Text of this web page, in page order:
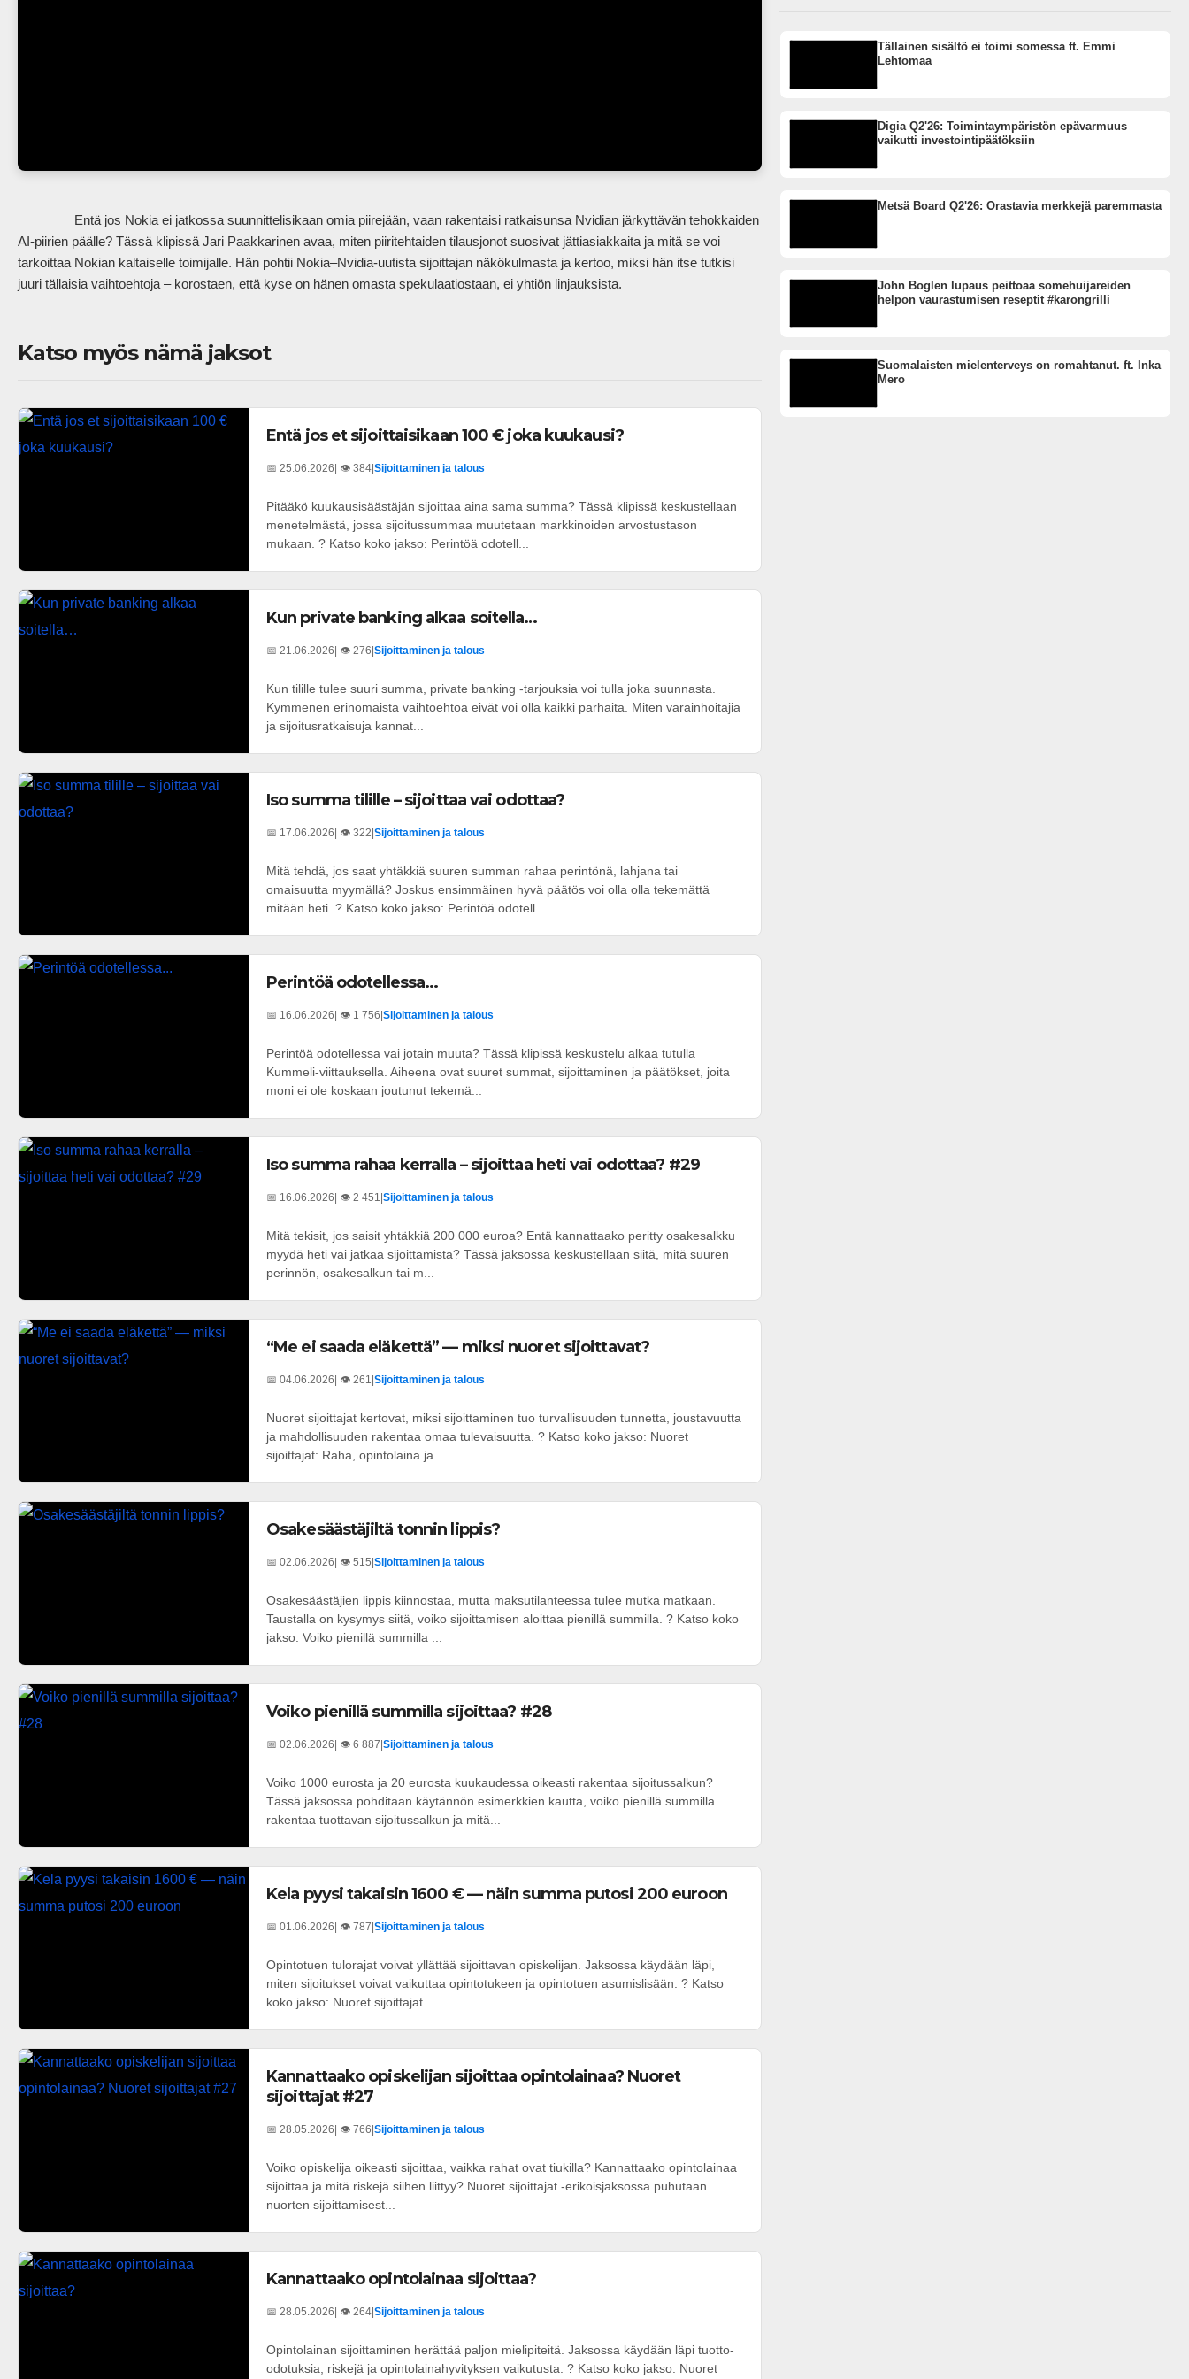
AI-piirien päälle? Tässä klipissä Jari Paakkarinen avaa, miten piiritehtaiden tilausjonot suosivat jättiasiakkaita ja mitä se voi
tarkoittaa Nokian kaltaiselle toimijalle. Hän pohtii Nokia–Nvidia-uutista sijoittajan näkökulmasta ja kertoo, miksi hän itse tutkisi
juuri tällaisia vaihtoehtoja – korostaen, että kyse on hänen omasta spekulaatiostaan, ei yhtiön linjauksista.
Katso myös nämä jaksot
Entä jos et sijoittaisikaan 100 € joka kuukausi?
📅 25.06.2026 | 👁️ 384 Sijoittaminen ja talous
Pitääkö kuukausisäästäjän sijoittaa aina sama summa? Tässä klipissä keskustellaan
menetelmästä, jossa sijoitussummaa muutetaan markkinoiden arvostustason
mukaan. ? Katso koko jakso: Perintöä odotell...
Kun private banking alkaa soitella…
📅 21.06.2026 | 👁️ 276 Sijoittaminen ja talous
Kun tilille tulee suuri summa, private banking -tarjouksia voi tulla joka suunnasta.
Kymmenen erinomaista vaihtoehtoa eivät voi olla kaikki parhaita. Miten varainhoitajia
ja sijoitusratkaisuja kannat...
Iso summa tilille – sijoittaa vai odottaa?
📅 17.06.2026 | 👁️ 322 Sijoittaminen ja talous
Mitä tehdä, jos saat yhtäkkiä suuren summan rahaa perintönä, lahjana tai
omaisuutta myymällä? Joskus ensimmäinen hyvä päätös voi olla olla tekemättä
mitään heti. ? Katso koko jakso: Perintöä odotell...
Perintöä odotellessa...
📅 16.06.2026 | 👁️ 1 756 Sijoittaminen ja talous
Perintöä odotellessa vai jotain muuta? Tässä klipissä keskustelu alkaa tutulla
Kummeli-viittauksella. Aiheena ovat suuret summat, sijoittaminen ja päätökset, joita
moni ei ole koskaan joutunut tekemä...
Iso summa rahaa kerralla – sijoittaa heti vai odottaa? #29
📅 16.06.2026 | 👁️ 2 451 Sijoittaminen ja talous
Mitä tekisit, jos saisit yhtäkkiä 200 000 euroa? Entä kannattaako peritty osakesalkku
myydä heti vai jatkaa sijoittamista? Tässä jaksossa keskustellaan siitä, mitä suuren
perinnön, osakesalkun tai m...
“Me ei saada eläkettä” — miksi nuoret sijoittavat?
📅 04.06.2026 | 👁️ 261 Sijoittaminen ja talous
Nuoret sijoittajat kertovat, miksi sijoittaminen tuo turvallisuuden tunnetta, joustavuutta
ja mahdollisuuden rakentaa omaa tulevaisuutta. ? Katso koko jakso: Nuoret
sijoittajat: Raha, opintolaina ja...
Osakesäästäjiltä tonnin lippis?
📅 02.06.2026 | 👁️ 515 Sijoittaminen ja talous
Osakesäästäjien lippis kiinnostaa, mutta maksutilanteessa tulee mutka matkaan.
Taustalla on kysymys siitä, voiko sijoittamisen aloittaa pienillä summilla. ? Katso koko
jakso: Voiko pienillä summilla ...
Voiko pienillä summilla sijoittaa? #28
📅 02.06.2026 | 👁️ 6 887 Sijoittaminen ja talous
Voiko 1000 eurosta ja 20 eurosta kuukaudessa oikeasti rakentaa sijoitussalkun?
Tässä jaksossa pohditaan käytännön esimerkkien kautta, voiko pienillä summilla
rakentaa tuottavan sijoitussalkun ja mitä...
Kela pyysi takaisin 1600 € — näin summa putosi 200 euroon
📅 01.06.2026 | 👁️ 787 Sijoittaminen ja talous
Opintotuen tulorajat voivat yllättää sijoittavan opiskelijan. Jaksossa käydään läpi,
miten sijoitukset voivat vaikuttaa opintotukeen ja opintotuen asumislisään. ? Katso
koko jakso: Nuoret sijoittajat...
Kannattaako opiskelijan sijoittaa opintolainaa? Nuoret
sijoittajat #27
📅 28.05.2026 | 👁️ 766 Sijoittaminen ja talous
Voiko opiskelija oikeasti sijoittaa, vaikka rahat ovat tiukilla? Kannattaako opintolainaa
sijoittaa ja mitä riskejä siihen liittyy? Nuoret sijoittajat -erikoisjaksossa puhutaan
nuorten sijoittamisest...
Kannattaako opintolainaa sijoittaa?
📅 28.05.2026 | 👁️ 264 Sijoittaminen ja talous
Opintolainan sijoittaminen herättää paljon mielipiteitä. Jaksossa käydään läpi tuotto-
odotuksia, riskejä ja opintolainahyvityksen vaikutusta. ? Katso koko jakso: Nuoret
Tällainen sisältö ei toimi somessa ft. Emmi
Lehtomaa
Digia Q2'26: Toimintaympäristön epävarmuus
vaikutti investointipäätöksiin
Metsä Board Q2'26: Orastavia merkkejä paremmasta
John Boglen lupaus peittoaa somehuijareiden
helpon vaurastumisen reseptit #karongrilli
Suomalaisten mielenterveys on romahtanut. ft. Inka
Mero